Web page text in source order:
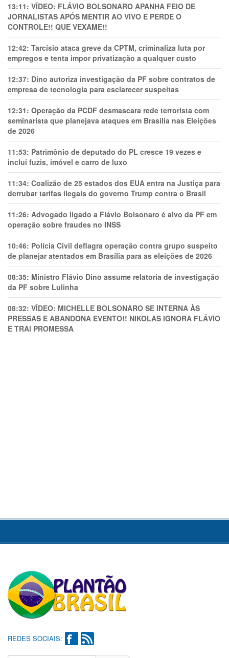
13:11: VÍDEO: FLÁVIO BOLSONARO APANHA FEIO DE
JORNALISTAS APÓS MENTIR AO VIVO E PERDE O
CONTROLE!! QUE VEXAME!!
12:42: Tarcísio ataca greve da CPTM, criminaliza luta por
empregos e tenta impor privatização a qualquer custo
12:37: Dino autoriza investigação da PF sobre contratos de
empresa de tecnologia para esclarecer suspeitas
12:31: Operação da PCDF desmascara rede terrorista com
seminarista que planejava ataques em Brasília nas Eleições
de 2026
11:53: Patrimônio de deputado do PL cresce 19 vezes e
inclui fuzis, imóvel e carro de luxo
11:34: Coalizão de 25 estados dos EUA entra na Justiça para
derrubar tarifas ilegais do governo Trump contra o Brasil
11:26: Advogado ligado a Flávio Bolsonaro é alvo da PF em
operação sobre fraudes no INSS
10:46: Polícia Civil deflagra operação contra grupo suspeito
de planejar atentados em Brasília para as eleições de 2026
08:35: Ministro Flávio Dino assume relatoria de investigação
da PF sobre Lulinha
08:32: VÍDEO: MICHELLE BOLSONARO SE INTERNA ÀS
PRESSAS E ABANDONA EVENTO!! NIKOLAS IGNORA FLÁVIO
E TRAl PROMESSA
REDES SOCIAIS: